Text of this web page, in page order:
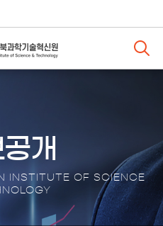
개
INSTITUTE OF SCIENCE